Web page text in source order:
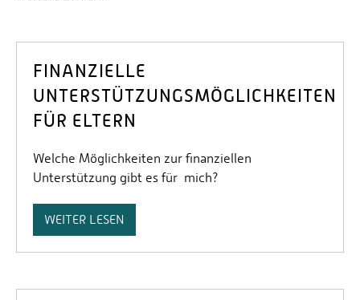
FINANZIELLE
UNTERSTÜTZUNGSMÖGLICHKEITEN
FÜR ELTERN
Welche Möglichkeiten zur finanziellen
Unterstützung gibt es für mich?
WEITER LESEN